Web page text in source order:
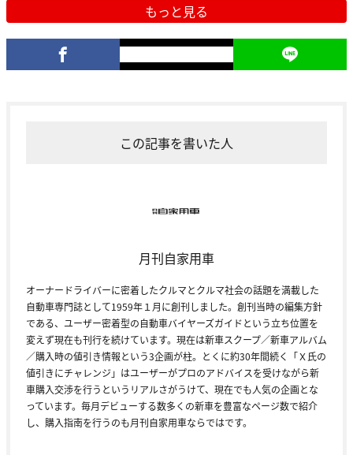
もっと見る
この記事を書いた人
月刊自家用車
オーナードライバーに密着したクルマとクルマ社会の話題を満載した
自動車専門誌として1959年１月に創刊しました。創刊当時の編集方針
である、ユーザー密着型の自動車バイヤーズガイドという立ち位置を
変えず現在も刊行を続けています。現在は新車スクープ／新車アルバム
／購入時の値引き情報という3企画が柱。とくに約30年間続く「Ｘ氏の
値引きにチャレンジ」はユーザーがプロのアドバイスを受けながら新
車購入交渉を行うというリアルさがうけて、現在でも人気の企画とな
っています。毎月デビューする数多くの新車を豊富なページ数で紹介
し、購入指南を行うのも月刊自家用車ならではです。